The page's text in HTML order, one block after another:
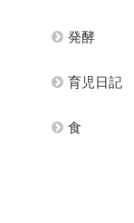
発酵
育児日記
食